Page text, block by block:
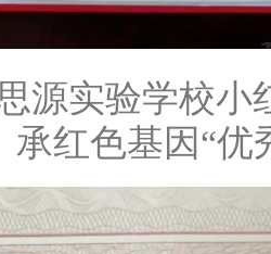
源实验学校小
承红色基因“优